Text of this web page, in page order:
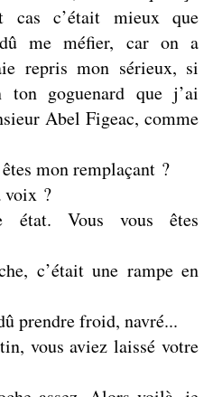
c’était mieux que
me méfier, car on a
repris mon sérieux, si
goguenard que j’ai
Abel Figeac, comme
mon remplaçant ?
voix ?
Vous vous êtes
c’était une rampe en
prendre froid, navré...
vous aviez laissé votre